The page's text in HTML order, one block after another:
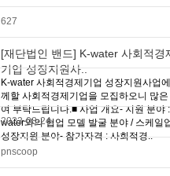
627
[재단법인 밴드] K-water 사회적경
기업 성장지원사..
K-water 사회적경제기업 성장지원사업
께할 사회적경제기업을 모집하오니 많은
여 부탁드립니다.■ 사업 개요- 지원 분야
water와의 협업 모델 발굴 분야 / 스케일
성장지원 분야- 참가자격 : 사회적경..
2023-08-24
pnscoop